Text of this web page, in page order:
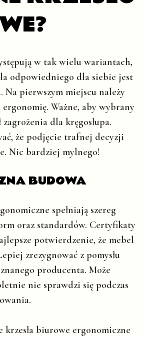
w tak wielu wariantach,
odpowiedniego dla siebie jest
Na pierwszym miejscu należy
Ważne, aby wybrany
dla kręgosłupa.
że podjęcie trafnej decyzji
Nic bardziej mylnego!
BUDOWA
spełniają szereg
oraz standardów. Certyfikaty
potwierdzenie, że mebel
zrezygnować z pomysłu
producenta. Może
nie sprawdzi się podczas
krzesła biurowe ergonomiczne